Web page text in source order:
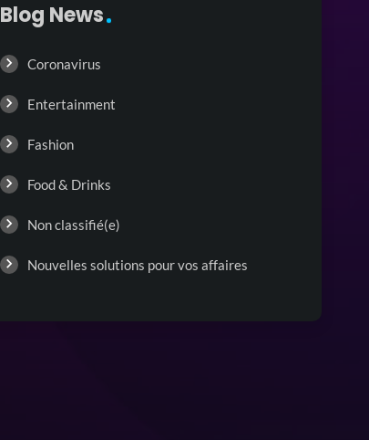
Blog News
Coronavirus
Entertainment
Fashion
Food & Drinks
Non classifié(e)
Nouvelles solutions pour vos affaires